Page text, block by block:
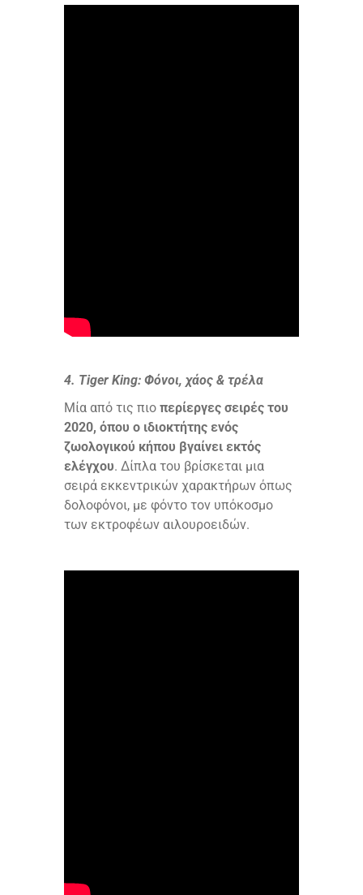
4. Tiger King: Φόνοι, χάος & τρέλα
Μία από τις πιο περίεργες σειρές του
2020, όπου ο ιδιοκτήτης ενός
ζωολογικού κήπου βγαίνει εκτός
ελέγχου. Δίπλα του βρίσκεται μια
σειρά εκκεντρικών χαρακτήρων όπως
δολοφόνοι, με φόντο τον υπόκοσμο
των εκτροφέων αιλουροειδών.